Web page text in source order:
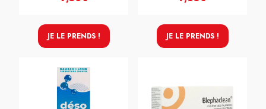
JE LE PRENDS ! JE LE PRENDS !